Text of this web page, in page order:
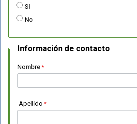
Sí
No
Información de contacto
Nombre
Apellido